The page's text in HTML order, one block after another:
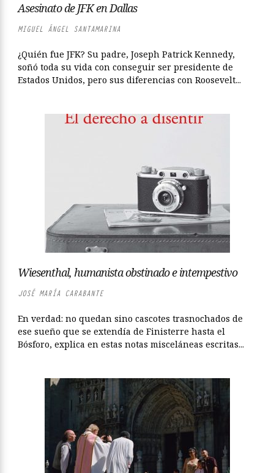
Asesinato de JFK en Dallas
MIGUEL ÁNGEL SANTAMARINA
¿Quién fue JFK? Su padre, Joseph Patrick Kennedy,
soñó toda su vida con conseguir ser presidente de
Estados Unidos, pero sus diferencias con Roosevelt...
Wiesenthal, humanista obstinado e intempestivo
JOSÉ MARÍA CARABANTE
En verdad: no quedan sino cascotes trasnochados de
ese sueño que se extendía de Finisterre hasta el
Bósforo, explica en estas notas misceláneas escritas...